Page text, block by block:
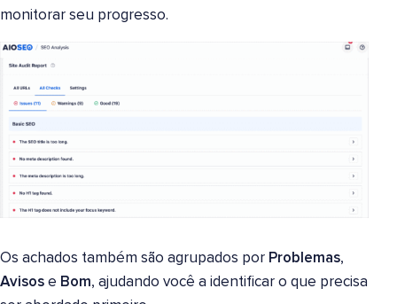
monitorar seu progresso.
Os achados também são agrupados por Problemas,
Avisos e Bom, ajudando você a identificar o que precisa